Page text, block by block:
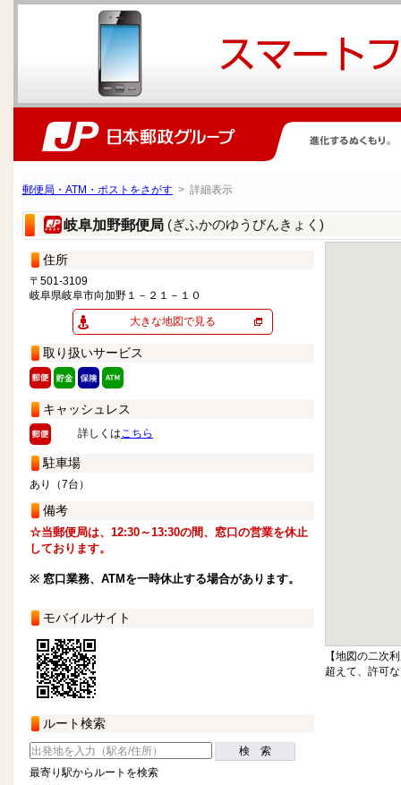
郵便局・ATM・ポストをさがす > 詳細表示
岐阜加野郵便局 (ぎふかのゆうびんきょく)
住所
〒501-3109
岐阜県岐阜市向加野１－２１－１０
大きな地図で見る
取り扱いサービス
キャッシュレス
詳しくはこちら
駐車場
あり（7台）
備考
☆当郵便局は、12:30～13:30の間、窓口の営業を休止
しております。
※ 窓口業務、ATMを一時休止する場合があります。
モバイルサイト
ルート検索
検 索
最寄り駅からルートを検索
【地図の二次
超えて、許可